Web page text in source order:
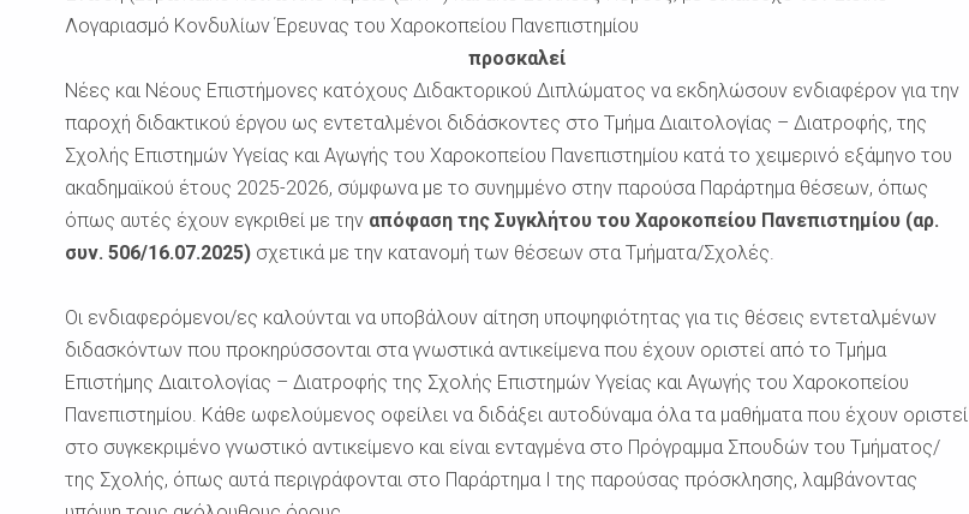
Λογαριασμό Κονδυλίων Έρευνας του Χαροκοπείου Πανεπιστημίου
προσκαλεί
Νέες και Νέους Επιστήμονες κατόχους Διδακτορικού Διπλώματος να εκδηλώσουν ενδιαφέρον για την
παροχή διδακτικού έργου ως εντεταλμένοι διδάσκοντες στο Τμήμα Διαιτολογίας – Διατροφής, της
Σχολής Επιστημών Υγείας και Αγωγής του Χαροκοπείου Πανεπιστημίου κατά το χειμερινό εξάμηνο του
ακαδημαϊκού έτους 2025-2026, σύμφωνα με το συνημμένο στην παρούσα Παράρτημα θέσεων, όπως
όπως αυτές έχουν εγκριθεί με την απόφαση της Συγκλήτου του Χαροκοπείου Πανεπιστημίου (αρ.
συν. 506/16.07.2025)σχετικά με την κατανομή των θέσεων στα Τμήματα/Σχολές.
Οι ενδιαφερόμενοι/ες καλούνται να υποβάλουν αίτηση υποψηφιότητας για τις θέσεις εντεταλμένων
διδασκόντων που προκηρύσσονται στα γνωστικά αντικείμενα που έχουν οριστεί από το Τμήμα
Επιστήμης Διαιτολογίας – Διατροφής της Σχολής Επιστημών Υγείας και Αγωγής του Χαροκοπείου
Πανεπιστημίου. Κάθε ωφελούμενος οφείλει να διδάξει αυτοδύναμα όλα τα μαθήματα που έχουν οριστεί
στο συγκεκριμένο γνωστικό αντικείμενο και είναι ενταγμένα στο Πρόγραμμα Σπουδών του Τμήματος/
της Σχολής, όπως αυτά περιγράφονται στο Παράρτημα Ι της παρούσας πρόσκλησης, λαμβάνοντας